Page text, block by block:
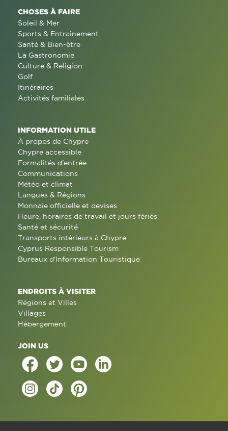
CHOSES À FAIRE
Soleil & Mer
Sports & Entraînement
Santé & Bien-être
La Gastronomie
Culture & Religion
Golf
Itinéraires
Activités familiales
INFORMATION UTILE
À propos de Chypre
Chypre accessible
Formalités d'entrée
Communications
Météo et climat
Langues & Régions
Monnaie officielle et devises
Heure, horaires de travail et jours fériés
Santé et sécurité
Transports intérieurs à Chypre
Cyprus Responsible Tourism
Bureaux d'Information Touristique
ENDROITS À VISITER
Régions et Villes
Villages
Hébergement
JOIN US